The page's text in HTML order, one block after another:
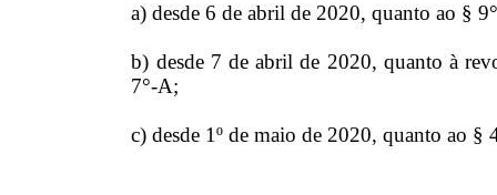
a) desde 6 de abril de 2020, quanto ao §
b) desde 7 de abril de 2020, quanto à
7°-A;
c) desde 1º de maio de 2020, quanto ao §